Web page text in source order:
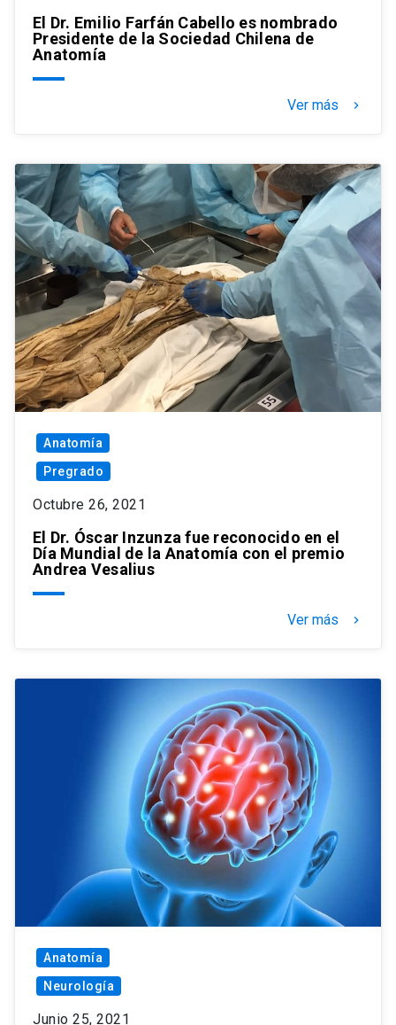
El Dr. Emilio Farfán Cabello es nombrado
Presidente de la Sociedad Chilena de
Anatomía
Ver más keyboard_arrow_right
Anatomía
Pregrado
Octubre 26, 2021
El Dr. Óscar Inzunza fue reconocido en el
Día Mundial de la Anatomía con el premio
Andrea Vesalius
Ver más keyboard_arrow_right
Anatomía
Neurología
Junio 25, 2021